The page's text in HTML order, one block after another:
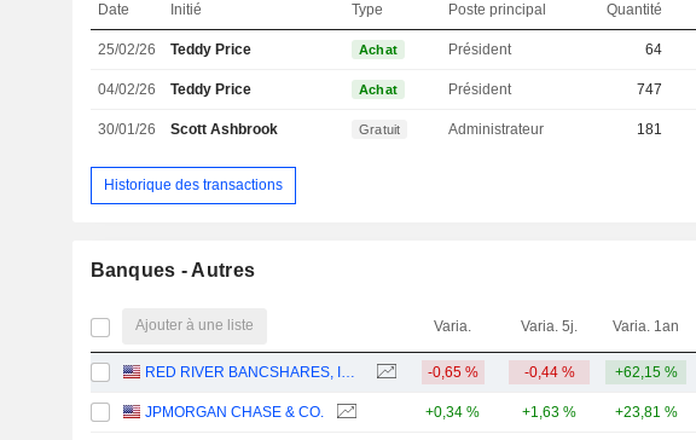
Date Initié Type Poste principal Quantité
25/02/26 Teddy Price Achat Président 64
04/02/26 Teddy Price Achat Président 747
30/01/26 Scott Ashbrook Gratuit Administrateur 181
Historique des transactions
Banques - Autres
Ajouter à une liste Varia. Varia. 5j. Varia. 1an
-0,65 % -0,44 % +62,15 %
JPMORGAN CHASE & CO. +0,34 % +1,63 % +23,81 %